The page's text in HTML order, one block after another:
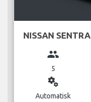
NISSAN SENTRA
group
5
miscellaneous_services
Automatisk